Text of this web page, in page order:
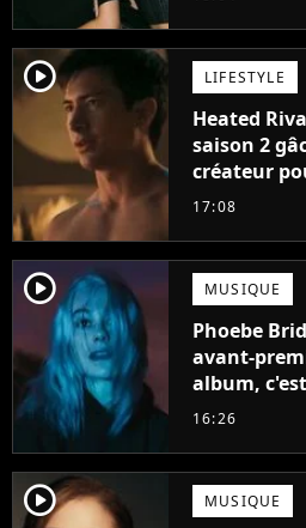
player2 LIFESTYLE
Heated
saison 2
créateur
gueule
17:08
player2 MUSIQUE
Phoebe
avant-
album,
d'été
16:26
player2 MUSIQUE